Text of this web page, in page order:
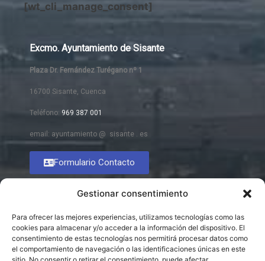
Gestionar consentimiento
Para ofrecer las mejores experiencias, utilizamos tecnologías como las
cookies para almacenar y/o acceder a la información del dispositivo. El
consentimiento de estas tecnologías nos permitirá procesar datos como
el comportamiento de navegación o las identificaciones únicas en este
[wt_cli_manage_consent]
Excmo. Ayuntamiento de Sisante
Plaza Dr. Fernández Turégano nº 1
16700 Sisante, Cuenca
Teléfono: 969 387 001
email: ayuntamiento @ sisante . es
Formulario Contacto